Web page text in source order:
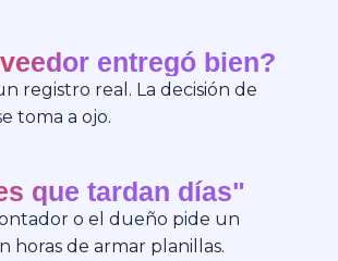
entregó bien?
registro real. La decisión de
toma a ojo.
que tardan días"
o el dueño pide un
horas de armar planillas.